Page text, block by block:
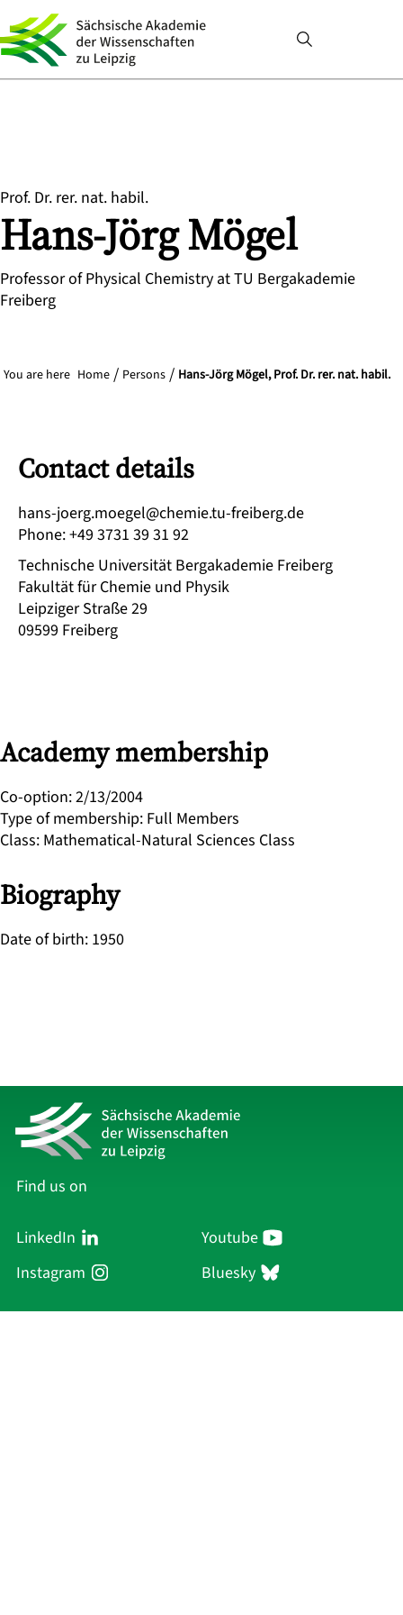
Prof. Dr. rer. nat. habil.
Hans-JörgMögel
Professor of Physical Chemistry at TU Bergakademie
Freiberg
You are here Home Persons Hans-Jörg Mögel, Prof. Dr. rer. nat. habil.
Academy membership
Co-option:2/13/2004
Type of membership: Full Members
Class: Mathematical-Natural Sciences Class
Biography
Date of birth: 1950
Contact details
ed.grebierf-ut.eimehc@legeom.greoj-snah
Phone:+49 3731 39 31 92
Technische Universität Bergakademie Freiberg
Fakultät für Chemie und Physik
Leipziger Straße 29
09599 Freiberg
Find us on
LinkedIn
Youtube
Instagram
Bluesky